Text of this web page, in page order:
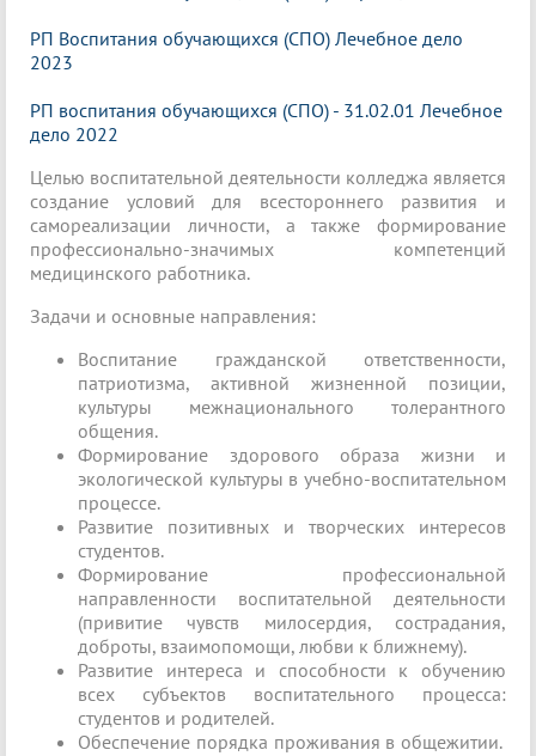
РП Воспитания обучающихся (СПО) Лечебное дело
2023
РП воспитания обучающихся (СПО) - 31.02.01 Лечебное
дело 2022
Целью воспитательной деятельности колледжа является
создание условий для всестороннего развития и
самореализации личности, а также формирование
профессионально-значимых компетенций
медицинского работника.
Задачи и основные направления:
Воспитание гражданской ответственности,
патриотизма, активной жизненной позиции,
культуры межнационального толерантного
общения.
Формирование здорового образа жизни и
экологической культуры в учебно-воспитательном
процессе.
Развитие позитивных и творческих интересов
студентов.
Формирование профессиональной
направленности воспитательной деятельности
(привитие чувств милосердия, сострадания,
доброты, взаимопомощи, любви к ближнему).
Развитие интереса и способности к обучению
всех субъектов воспитательного процесса:
студентов и родителей.
Обеспечение порядка проживания в общежитии.